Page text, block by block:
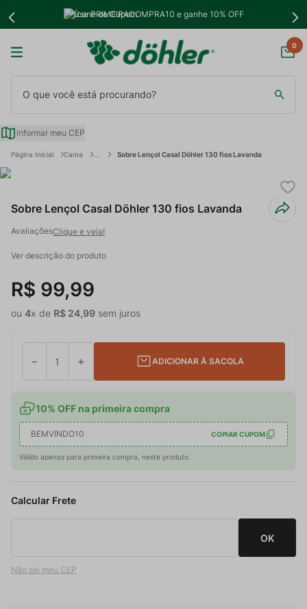
Use PRIMEIRACOMPRA10 e ganhe 10% OFF
0
Informar meu CEP
Cama Sobre Lençol Casal Döhler 130 fios Lavanda
Sobre Lençol Casal Döhler 130 fios Lavanda
Clique e veja!
Ver descrição do produto
R$ 99,99
ou 4x de R$ 24,99 sem juros
＋
－ ADICIONAR À SACOLA
10% OFF na primeira compra
BEMVINDO10 COPIAR CUPOM
Válido apenas para primeira compra, neste produto.
Não sei meu CEP